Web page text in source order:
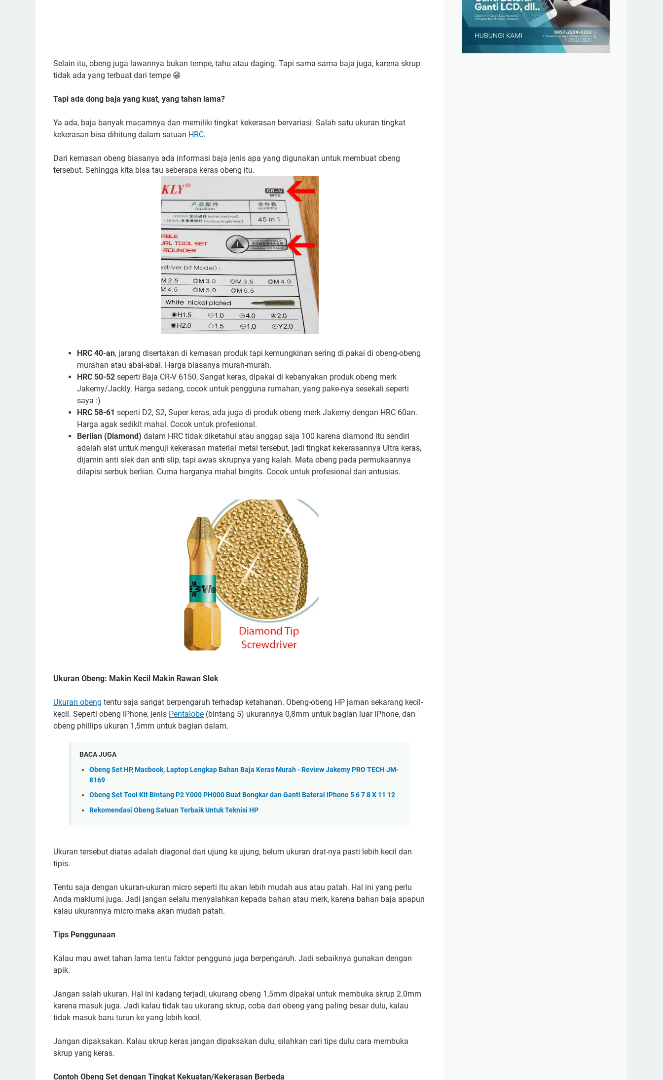
Selain itu, obeng juga lawannya bukan tempe, tahu atau daging. Tapi sama-sama baja juga, karena skrup
tidak ada yang terbuat dari tempe 😁
Tapi ada dong baja yang kuat, yang tahan lama?
Ya ada, baja banyak macamnya dan memiliki tingkat kekerasan bervariasi. Salah satu ukuran tingkat
kekerasan bisa dihitung dalam satuan HRC.
Dari kemasan obeng biasanya ada informasi baja jenis apa yang digunakan untuk membuat obeng
tersebut. Sehingga kita bisa tau seberapa keras obeng itu.
HRC 40-an, jarang disertakan di kemasan produk tapi kemungkinan sering di pakai di obeng-obeng
murahan atau abal-abal. Harga biasanya murah-murah.
HRC 50-52 seperti Baja CR-V 6150, Sangat keras, dipakai di kebanyakan produk obeng merk
Jakemy/Jackly. Harga sedang, cocok untuk pengguna rumahan, yang pake-nya sesekali seperti
saya :)
HRC 58-61 seperti D2, S2, Super keras, ada juga di produk obeng merk Jakemy dengan HRC 60an.
Harga agak sedikit mahal. Cocok untuk profesional.
Berlian (Diamond) dalam HRC tidak diketahui atau anggap saja 100 karena diamond itu sendiri
adalah alat untuk menguji kekerasan material metal tersebut, jadi tingkat kekerasannya Ultra keras,
dijamin anti slek dan anti slip, tapi awas skrupnya yang kalah. Mata obeng pada permukaannya
dilapisi serbuk berlian. Cuma harganya mahal bingits. Cocok untuk profesional dan antusias.
Ukuran Obeng: Makin Kecil Makin Rawan Slek
Ukuran obeng tentu saja sangat berpengaruh terhadap ketahanan. Obeng-obeng HP jaman sekarang kecil-
kecil. Seperti obeng iPhone, jenis Pentalobe (bintang 5) ukurannya 0,8mm untuk bagian luar iPhone, dan
obeng phillips ukuran 1,5mm untuk bagian dalam.
BACA JUGA
Obeng Set HP, Macbook, Laptop Lengkap Bahan Baja Keras Murah - Review Jakemy PRO TECH JM-
8169
Obeng Set Tool Kit Bintang P2 Y000 PH000 Buat Bongkar dan Ganti Baterai iPhone 5 6 7 8 X 11 12
Rekomendasi Obeng Satuan Terbaik Untuk Teknisi HP
Ukuran tersebut diatas adalah diagonal dari ujung ke ujung, belum ukuran drat-nya pasti lebih kecil dan
tipis.
Tentu saja dengan ukuran-ukuran micro seperti itu akan lebih mudah aus atau patah. Hal ini yang perlu
Anda maklumi juga. Jadi jangan selalu menyalahkan kepada bahan atau merk, karena bahan baja apapun
kalau ukurannya micro maka akan mudah patah.
Tips Penggunaan
Kalau mau awet tahan lama tentu faktor pengguna juga berpengaruh. Jadi sebaiknya gunakan dengan
apik.
Jangan salah ukuran. Hal ini kadang terjadi, ukurang obeng 1,5mm dipakai untuk membuka skrup 2.0mm
karena masuk juga. Jadi kalau tidak tau ukurang skrup, coba dari obeng yang paling besar dulu, kalau
tidak masuk baru turun ke yang lebih kecil.
Jangan dipaksakan. Kalau skrup keras jangan dipaksakan dulu, silahkan cari tips dulu cara membuka
skrup yang keras.
Contoh Obeng Set dengan Tingkat Kekuatan/Kekerasan Berbeda